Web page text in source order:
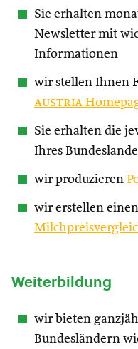
Sie erhalten
Newsletter mit
Informationen
wir stellen Ihnen
austria
Sie erhalten die
Ihres
wir produzieren
wir erstellen
Weiterbildung
wir bieten
Bundesländern